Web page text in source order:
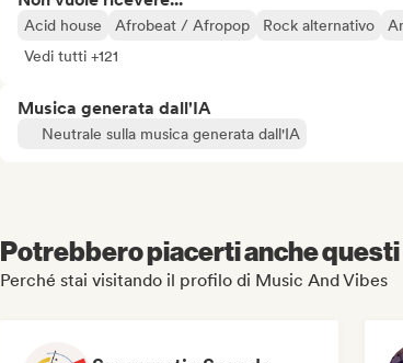
Acid house Afrobeat / Afropop Rock alternativo
Vedi tutti +121
Musica generata dall'IA
Neutrale sulla musica generata dall'IA
Potrebbero piacerti anche
Perché stai visitando il profilo di Music And Vibes